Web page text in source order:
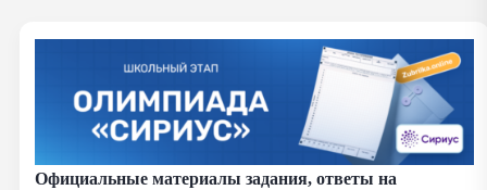
Официальные материалы задания, ответы на